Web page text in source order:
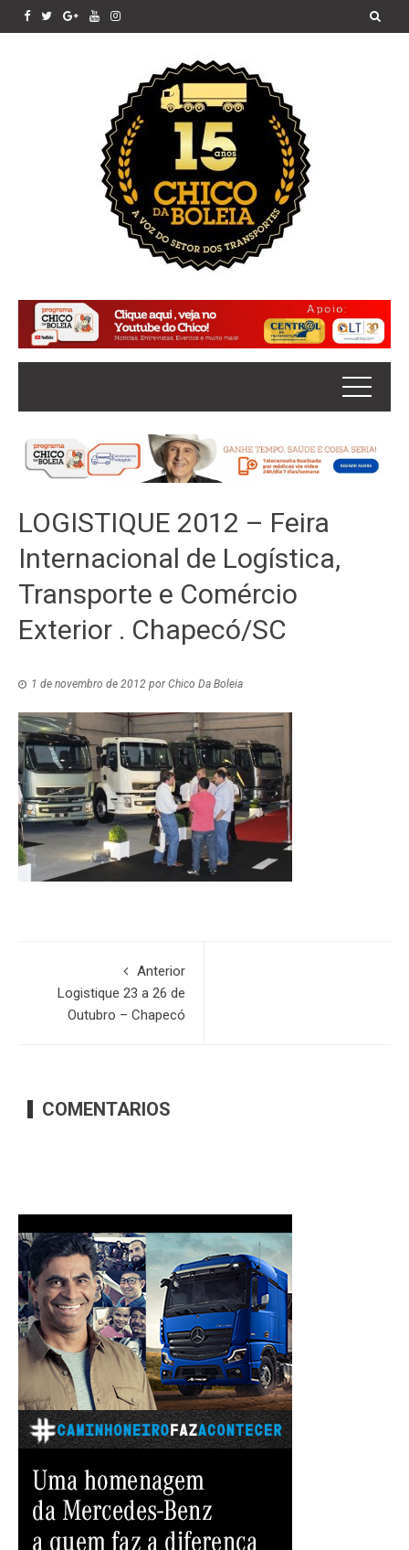
LOGISTIQUE 2012 – Feira
Internacional de Logística,
Transporte e Comércio
Exterior . Chapecó/SC
1 de novembro de 2012 porChico Da Boleia
Anterior
Logistique 23 a 26 de
Outubro – Chapecó
COMENTARIOS